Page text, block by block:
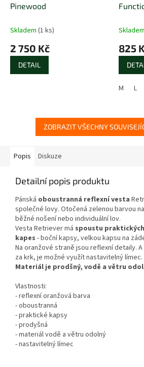
Pinewood
Skladem (1 ks)
2 750 Kč
DETAIL
Skladem
825
M L
ZOBRAZIT VŠECHNY
Popis Diskuze
Detailní popis produktu
Pánská oboustranná reflexní vesta
společné lovy. Otočená zelenou barvou
běžné nošení nebo individuální lov.
Vesta Retriever má spoustu
kapes - boční kapsy, velkou kapsu na
Na oranžové straně jsou reflexní detaily.
za krk, je možné využít nastavitelný límec.
Materiál je prodšný, vodě a větru
Vlastnosti:
- reflexní oranžová barva
- oboustranná
- praktické kapsy
- prodyšná
- materiál vodě a větru odolný
- nastavitelný límec